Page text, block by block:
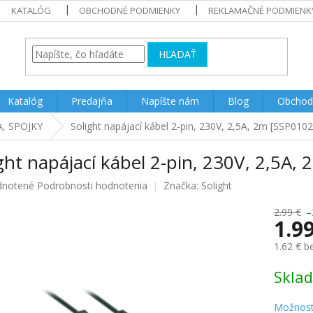
KATALÓG OBCHODNÉ PODMIENKY REKLAMAČNÉ
HĽADAŤ
Katalóg Predajňa Napíšte nám Blog
SPOJKY Solight napájací kábel 2-pin, 230V, 2,5A, 2m
napájací kábel 2-pin, 230V, 2,5A,
Podrobnosti hodnotenia Značka: Solight
2.99 €
1.62 €
cena: